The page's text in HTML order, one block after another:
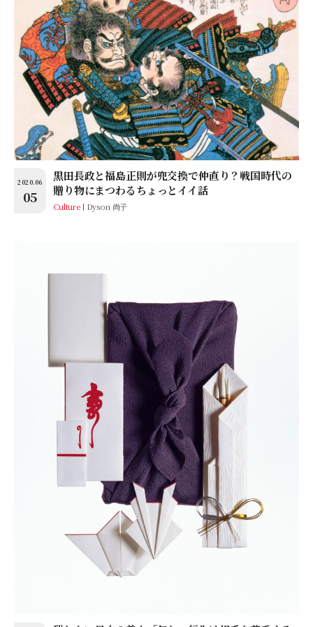
2020.06
05
黒田長政と福島正則が兜交換で仲直り？戦国時代の
贈り物にまつわるちょっとイイ話
Culture Dyson 尚子